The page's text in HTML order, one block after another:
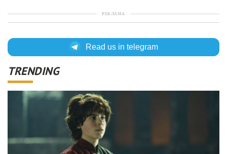
РЕКЛАМА
Read us in telegram
TRENDING